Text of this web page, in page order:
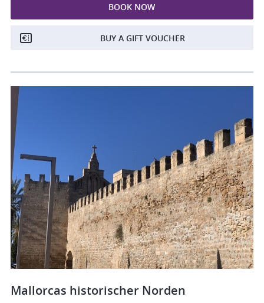
BOOK NOW
BUY A GIFT VOUCHER
Mallorcas historischer Norden